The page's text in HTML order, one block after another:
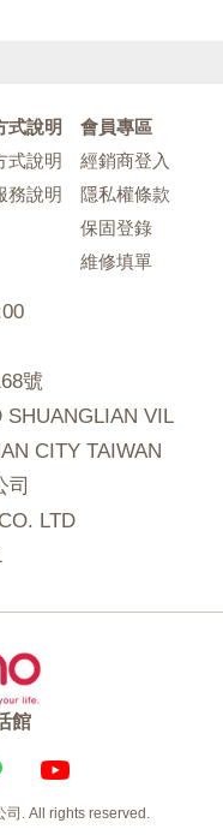
式說明
式說明
務說明
會員專區
經銷商登入
隱私權條款
保固登錄
維修填單
號
SHUANGLIAN VIL
CITY TAIWAN
司
LTD
館
. All rights reserved.